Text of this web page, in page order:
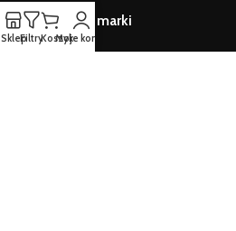
Historia i misja marki
SklepFiltryKoszykMoje konto